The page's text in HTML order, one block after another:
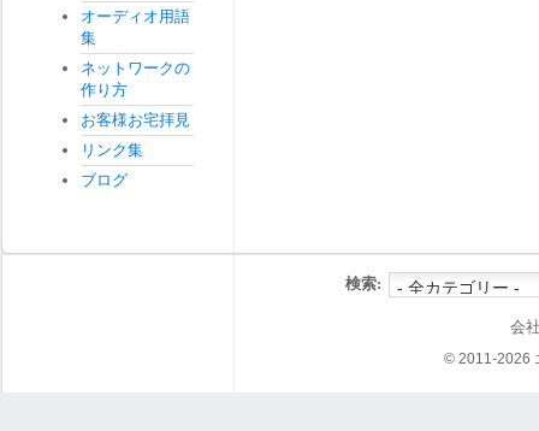
オーディオ用語
集
ネットワークの
作り方
お客様お宅拝見
リンク集
ブログ
検索:
会
© 2011-2026